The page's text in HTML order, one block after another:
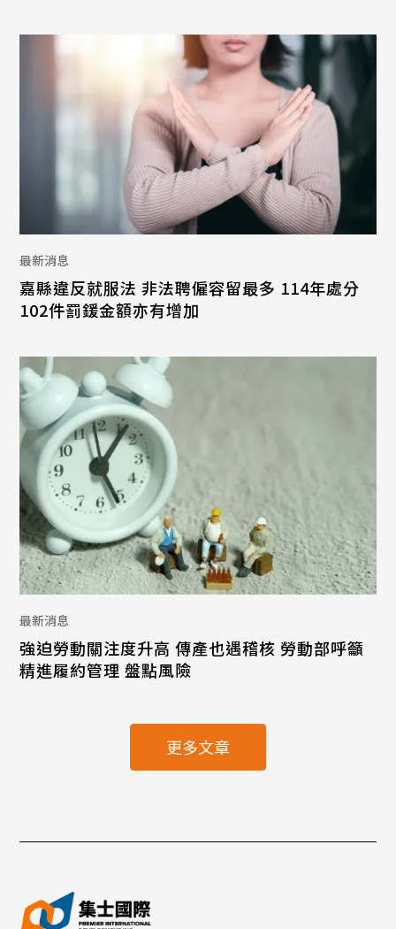
最新消息
嘉縣違反就服法 非法聘僱容留最多 114年處分
102件罰鍰金額亦有增加
最新消息
強迫勞動關注度升高 傳產也遇稽核 勞動部呼籲
精進履約管理 盤點風險
更多文章